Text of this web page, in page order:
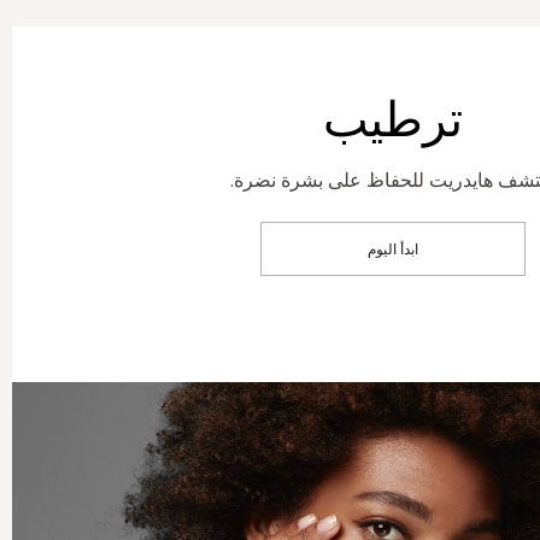
ترطيب
هايدريت للحفاظ على بشرة نضرة.
ابدأ اليوم